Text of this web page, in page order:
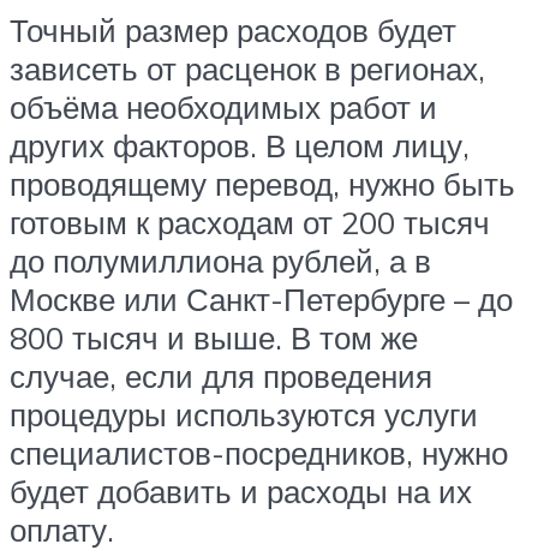
Точный размер расходов будет
зависеть от расценок в регионах,
объёма необходимых работ и
других факторов. В целом лицу,
проводящему перевод, нужно быть
готовым к расходам от 200 тысяч
до полумиллиона рублей, а в
Москве или Санкт-Петербурге – до
800 тысяч и выше. В том же
случае, если для проведения
процедуры используются услуги
специалистов-посредников, нужно
будет добавить и расходы на их
оплату.